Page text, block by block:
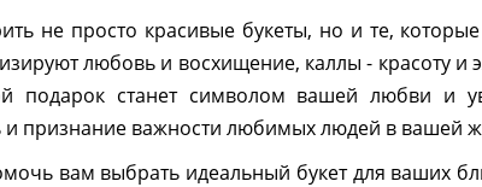
не просто красивые букеты, но и те,
любовь и восхищение, каллы - красоту и
подарок станет символом вашей любви и
и признание важности любимых людей в вашей
вам выбрать идеальный букет для ваших